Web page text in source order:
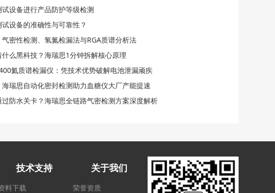
试设备进行产品防护等级检测
试设备的准确性与可靠性？
气密性检测、氢氮检漏法与RGA质谱分析法
什么黑科技？海瑞思1分钟拆解核心原理
氦质谱检漏仪：凭技术优势破解电池泄漏顽疾
海瑞思自动化密封检测助力血糖仪大厂产能提速
过防水关卡？海瑞思全链路气密检测方案深度解析
技术支持
料下载
关于我们
荣誉资质